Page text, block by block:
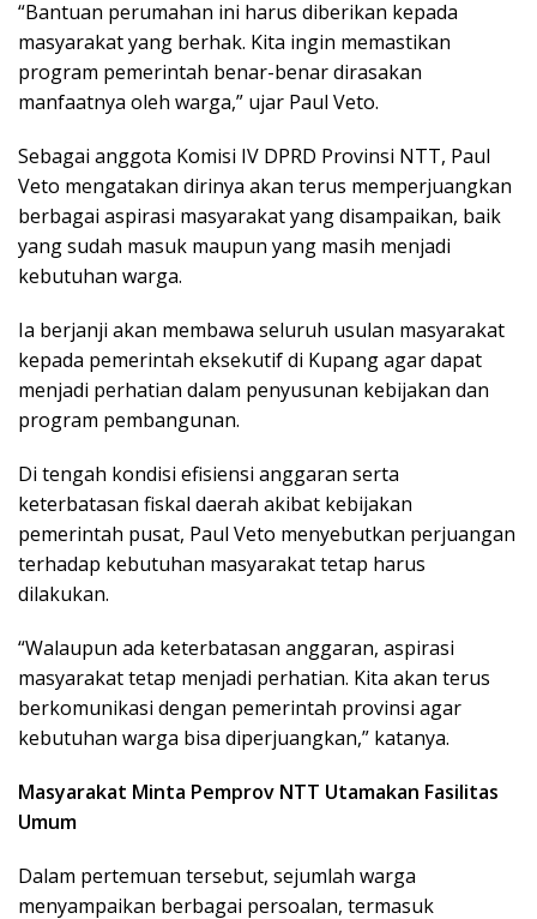
“Bantuan perumahan ini harus diberikan kepada
masyarakat yang berhak. Kita ingin memastikan
program pemerintah benar-benar dirasakan
manfaatnya oleh warga,” ujar Paul Veto.
Sebagai anggota Komisi IV DPRD Provinsi NTT, Paul
Veto mengatakan dirinya akan terus memperjuangkan
berbagai aspirasi masyarakat yang disampaikan, baik
yang sudah masuk maupun yang masih menjadi
kebutuhan warga.
Ia berjanji akan membawa seluruh usulan masyarakat
kepada pemerintah eksekutif di Kupang agar dapat
menjadi perhatian dalam penyusunan kebijakan dan
program pembangunan.
Di tengah kondisi efisiensi anggaran serta
keterbatasan fiskal daerah akibat kebijakan
pemerintah pusat, Paul Veto menyebutkan perjuangan
terhadap kebutuhan masyarakat tetap harus
dilakukan.
“Walaupun ada keterbatasan anggaran, aspirasi
masyarakat tetap menjadi perhatian. Kita akan terus
berkomunikasi dengan pemerintah provinsi agar
kebutuhan warga bisa diperjuangkan,” katanya.
Masyarakat Minta Pemprov NTT Utamakan Fasilitas
Umum
Dalam pertemuan tersebut, sejumlah warga
menyampaikan berbagai persoalan, termasuk